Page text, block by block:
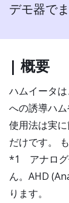
デモ器で
| 概要
ハムイータ
への誘導ハム
使用法は実
だけです。
*1 アナログ
ん。AHD
ります。